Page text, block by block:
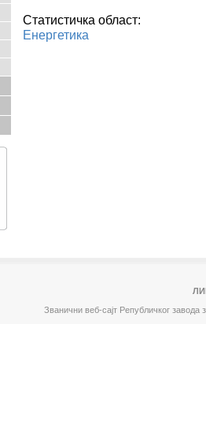
Статистичка област:
Енергетика
Званични веб-сајт Републичког